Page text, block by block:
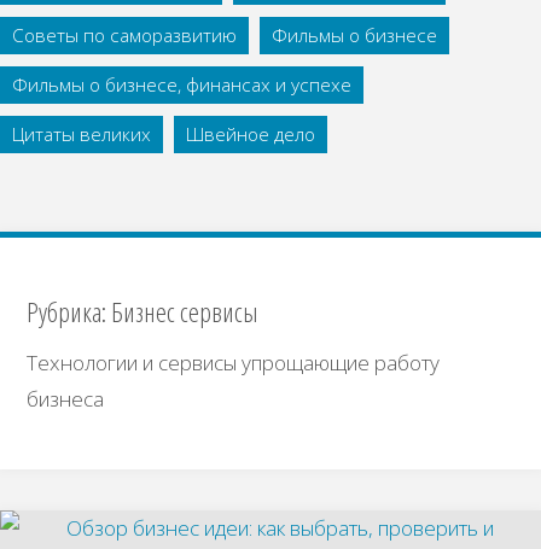
Советы по саморазвитию
Фильмы о бизнесе
Фильмы о бизнесе, финансах и успехе
Цитаты великих
Швейное дело
Рубрика: Бизнес сервисы
Технологии и сервисы упрощающие работу
бизнеса